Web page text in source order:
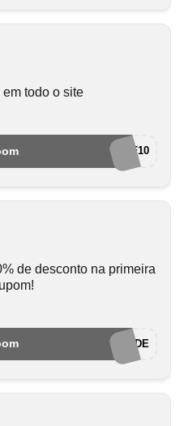
todo o site
BF10
de desconto na primeira
AUTENTICIDADE